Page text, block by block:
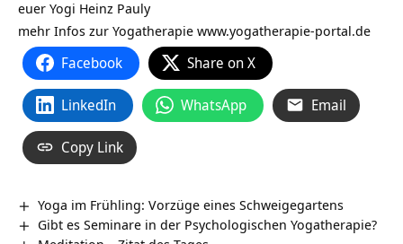
euer Yogi Heinz Pauly
mehr Infos zur Yogatherapie www.yogatherapie-portal.de
Facebook Share on X
LinkedIn WhatsApp Email
Copy Link
Yoga im Frühling: Vorzüge eines Schweigegartens
Gibt es Seminare in der Psychologischen Yogatherapie?